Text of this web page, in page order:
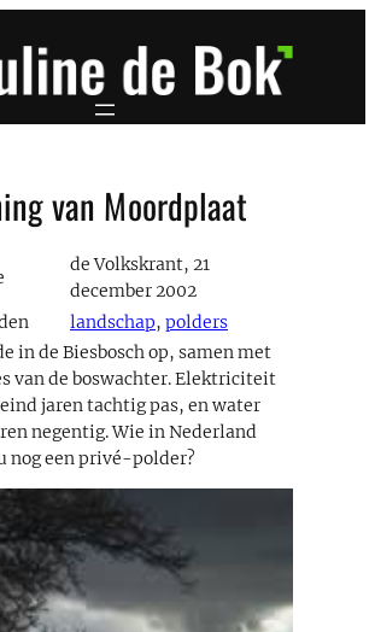
van Moordplaat
de Volkskrant, 21
december 2002
landschap, polders
in de Biesbosch op, samen met
van de boswachter. Elektriciteit
jaren tachtig pas, en water
negentig. Wie in Nederland
nog een privé-polder?